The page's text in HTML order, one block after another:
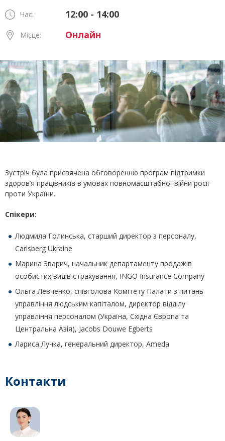
Час: 12:00 - 14:00
Місце: Онлайн
Зустріч була присвячена обговоренню програм підтримки
здоров’я працівників в умовах повномасштабної війни росії
проти України.
Спікери:
Людмила Голинська, старший директор з персоналу,
Carlsberg Ukraine
Марина Зварич, начальник департаменту продажів
особистих видів страхування, INGO Insurance Company
Ольга Левченко, співголова Комітету Палати з питань
управління людським капіталом, директор відділу
управління персоналом (Україна, Східна Європа та
Центральна Азія), Jacobs Douwe Egberts
Лариса Лучка, генеральний директор, Ameda
Контакти